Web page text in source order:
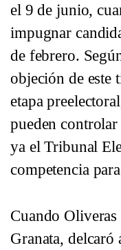
el 9 de junio,
impugnar
de febrero.
objeción de este
etapa
pueden
ya el Tribunal
competencia
Cuando Oliveras
Granata, delcaró